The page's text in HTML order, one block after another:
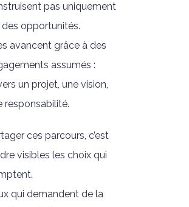
pas uniquement
des opportunités.
avancent grâce à des
assumés :
un projet, une vision,
responsabilité.
ces parcours, c’est
visibles les choix qui
qui demandent de la